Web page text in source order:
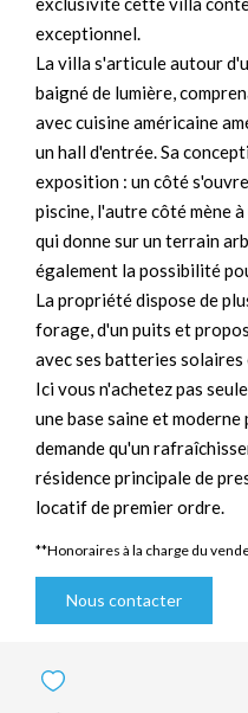
exceptionnel.
La villa s'articule autour
baigné de lumière,
avec cuisine américaine
un hall d'entrée. Sa
exposition : un côté
piscine, l'autre côté mène
qui donne sur un terrain
également la possibilité
La propriété dispose de
forage, d'un puits et
avec ses batteries
Ici vous n'achetez pas
une base saine et
demande qu'un
résidence principale de
locatif de premier ordre.
**Honoraires à la charge du
Nous contacter